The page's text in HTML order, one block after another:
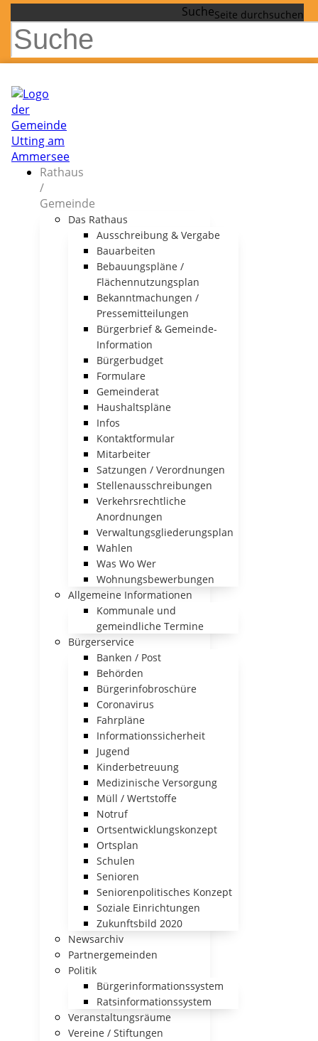
Suche
Rathaus
/
Gemeinde
Das Rathaus
Ausschreibung & Vergabe
Bauarbeiten
Bebauungspläne /
Flächennutzungsplan
Bekanntmachungen /
Pressemitteilungen
Bürgerbrief & Gemeinde-
Information
Bürgerbudget
Formulare
Gemeinderat
Haushaltspläne
Infos
Kontaktformular
Mitarbeiter
Satzungen / Verordnungen
Stellenausschreibungen
Verkehrsrechtliche
Anordnungen
Verwaltungsgliederungsplan
Wahlen
Was Wo Wer
Wohnungsbewerbungen
Allgemeine Informationen
Kommunale und
gemeindliche Termine
Bürgerservice
Banken / Post
Behörden
Bürgerinfobroschüre
Coronavirus
Fahrpläne
Informationssicherheit
Jugend
Kinderbetreuung
Medizinische Versorgung
Müll / Wertstoffe
Notruf
Ortsentwicklungskonzept
Ortsplan
Schulen
Senioren
Seniorenpolitisches Konzept
Soziale Einrichtungen
Zukunftsbild 2020
Newsarchiv
Partnergemeinden
Politik
Bürgerinformationssystem
Ratsinformationssystem
Veranstaltungsräume
Vereine / Stiftungen